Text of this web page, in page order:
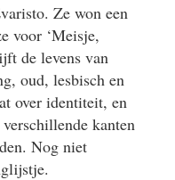
Ze won een
voor ‘Meisje,
de levens van
oud, lesbisch en
over identiteit, en
kanten
Nog niet